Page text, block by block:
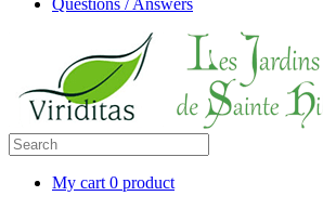
Questions / Answers
My cart 0 product